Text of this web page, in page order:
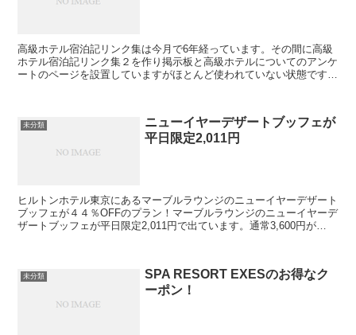
高級ホテル宿泊記リンク集は今月で6年経っています。その間に高級
ホテル宿泊記リンク集２を作り掲示板と高級ホテルについてのアンケ
ートのページを設置していますがほとんど使われていない状態です。
未分類
ニューイヤーデザートブッフェが
平日限定2,011円
ヒルトンホテル東京にあるマーブルラウンジのニューイヤーデザート
ブッフェが４４％OFFのプラン！マーブルラウンジのニューイヤーデ
ザートブッフェが平日限定2,011円で出ています。通常3,600円が
未分類
SPA RESORT EXESのお得なク
ーポン！